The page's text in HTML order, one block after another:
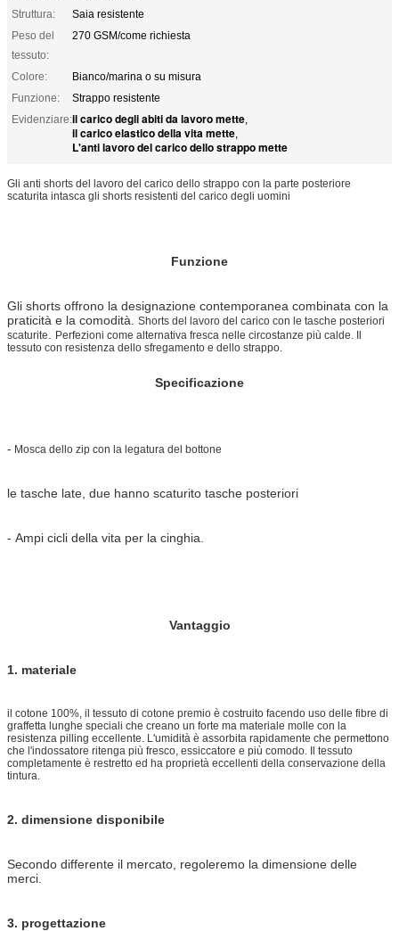
Struttura:
Saia resistente
Peso del
tessuto:
270 GSM/come richiesta
Colore:
Bianco/marina o su misura
Funzione:
Strappo resistente
Evidenziare:il carico degli abiti da lavoro mette,
il carico elastico della vita mette,
L'anti lavoro del carico dello strappo mette
Gli anti shorts del lavoro del carico dello strappo con la parte posteriore
scaturita intasca gli shorts resistenti del carico degli uomini
Funzione
Gli shorts offrono la designazione contemporanea combinata con la
praticità e la comodità.
Shorts del lavoro del carico con le tasche posteriori
scaturite
Perfezioni come alternativa fresca nelle circostanze più calde. Il
tessuto con resistenza dello sfregamento e dello strappo.
Specificazione
- Mosca dello zip con la legatura del bottone
le tasche late, due hanno scaturito tasche posteriori
- Ampi cicli della vita per la cinghia.
Vantaggio
1. materiale
il cotone 100%, il tessuto di cotone premio è costruito facendo uso delle fibre di
graffetta lunghe speciali che creano un forte ma materiale molle con la
resistenza pilling eccellente. L'umidità è assorbita rapidamente che permettono
che l'indossatore ritenga più fresco, essiccatore e più comodo. Il tessuto
completamente è restretto ed ha proprietà eccellenti della conservazione della
tintura.
2. dimensione disponibile
Secondo differente il mercato, regoleremo la dimensione delle
merci.
3. progettazione